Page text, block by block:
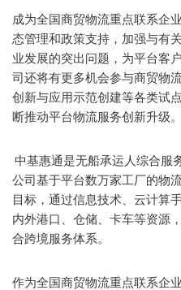
成为全国商贸物流重点联系企
态管理和政策支持，加强与有
业发展的突出问题，为平台客
司还将有更多机会参与商贸物
创新与应用示范创建等各类试
断推动平台物流服务创新升级。
中基惠通是无船承运人综合服
公司基于平台数万家工厂的物
目标，通过信息技术、云计算
内外港口、仓储、卡车等资源
合跨境服务体系。
作为全国商贸物流重点联系企